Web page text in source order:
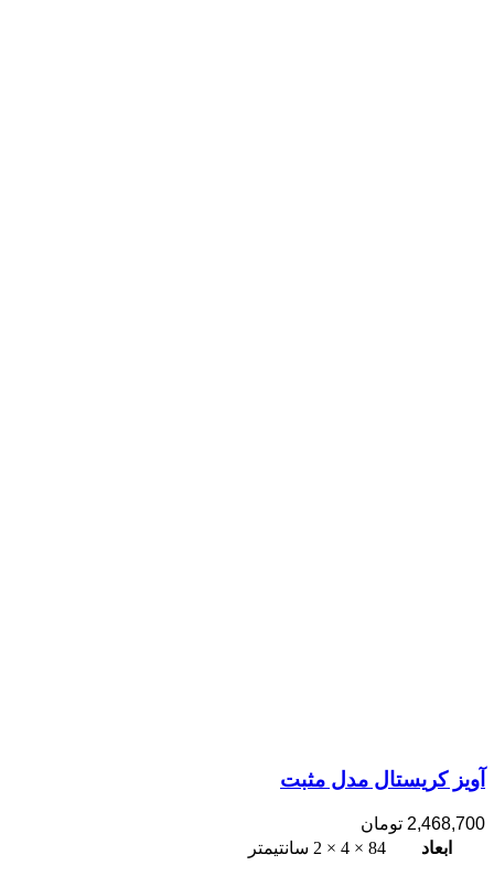
آویز کریستال مدل مثبت
2,468,700 تومان
ابعاد
84 × 4 × 2 سانتیمتر